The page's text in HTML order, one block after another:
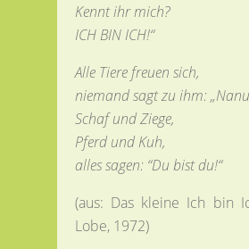
Kennt ihr mich?
ICH BIN ICH!“
Alle Tiere freuen sich,
niemand sagt zu ihm:
Schaf und Ziege,
Pferd und Kuh,
alles sagen: “Du bist du!“
(aus: Das kleine Ich bin
Lobe, 1972)